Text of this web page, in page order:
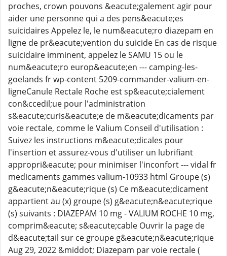
proches, crown pouvons &eacute;galement agir pour
aider une personne qui a des pens&eacute;es
suicidaires Appelez le, le num&eacute;ro diazepam en
ligne de pr&eacute;vention du suicide En cas de risque
suicidaire imminent, appelez le SAMU 15 ou le
num&eacute;ro europ&eacute;en --- camping-les-
goelands fr wp-content 5209-commander-valium-en-
ligneCanule Rectale Roche est sp&eacute;cialement
con&ccedil;ue pour l'administration
s&eacute;curis&eacute;e de m&eacute;dicaments par
voie rectale, comme le Valium Conseil d'utilisation :
Suivez les instructions m&eacute;dicales pour
l'insertion et assurez-vous d'utiliser un lubrifiant
appropri&eacute; pour minimiser l'inconfort --- vidal fr
medicaments gammes valium-10933 html Groupe (s)
g&eacute;n&eacute;rique (s) Ce m&eacute;dicament
appartient au (x) groupe (s) g&eacute;n&eacute;rique
(s) suivants : DIAZEPAM 10 mg - VALIUM ROCHE 10 mg,
comprim&eacute; s&eacute;cable Ouvrir la page de
d&eacute;tail sur ce groupe g&eacute;n&eacute;rique
Aug 29, 2022 &middot; Diazepam par voie rectale (